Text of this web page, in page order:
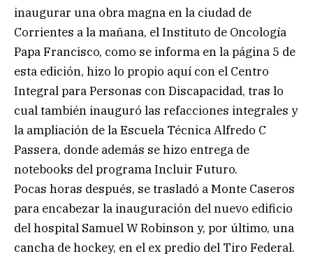
inaugurar una obra magna en la ciudad de
Corrientes a la mañana, el Instituto de Oncología
Papa Francisco, como se informa en la página 5 de
esta edición, hizo lo propio aquí con el Centro
Integral para Personas con Discapacidad, tras lo
cual también inauguró las refacciones integrales y
la ampliación de la Escuela Técnica Alfredo C
Passera, donde además se hizo entrega de
notebooks del programa Incluir Futuro.
Pocas horas después, se trasladó a Monte Caseros
para encabezar la inauguración del nuevo edificio
del hospital Samuel W Robinson y, por último, una
cancha de hockey, en el ex predio del Tiro Federal.